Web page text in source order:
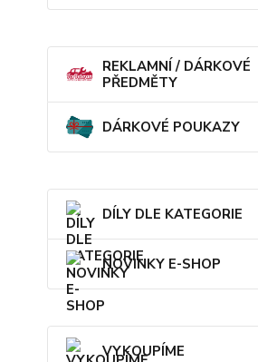
REKLAMNÍ / DÁRKOVÉ
PŘEDMĚTY
DÁRKOVÉ POUKAZY
DÍLY DLE KATEGORIE
NOVINKY E-SHOP
VYKOUPÍME